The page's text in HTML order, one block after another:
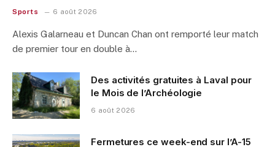
Sports 6 août 2026
Alexis Galarneau et Duncan Chan ont remporté leur match
de premier tour en double à…
Des activités gratuites à Laval pour
le Mois de l’Archéologie
6 août 2026
Fermetures ce week-end sur l’A-15